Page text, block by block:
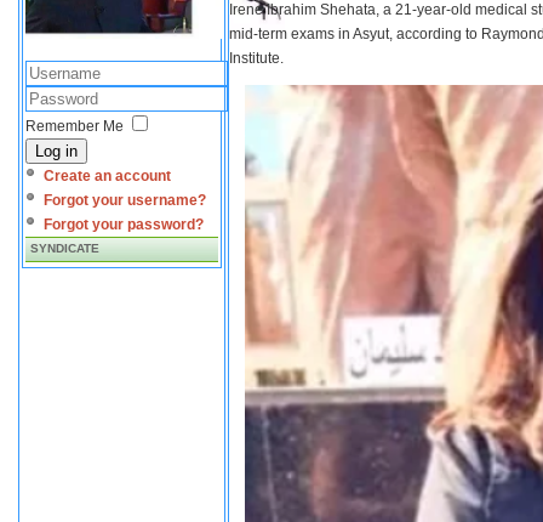
Remember Me
Log in
Create an account
Forgot your username?
Forgot your password?
SYNDICATE
Irene Ibrahim Shehata, a 21-year-old medical
mid-term exams in Asyut, according to
Institute.